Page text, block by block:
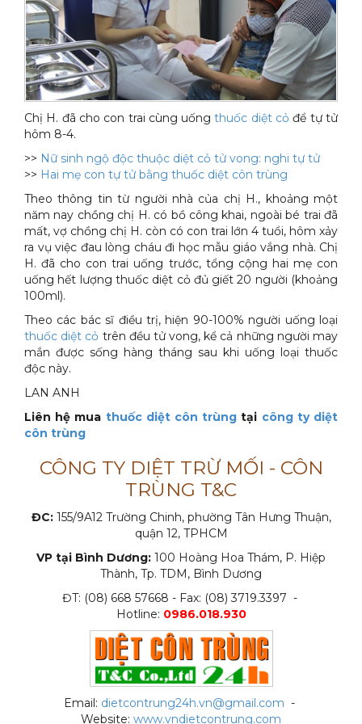
Xe đẩy làm vệ sinh Sài Gòn
Chị H. đã cho con trai cùng uốngthuốc diệt cỏ để tự tử
hôm 8-4.
>> Nữ sinh ngộ độc thuộc diệt cỏ tử vong: nghi tự tử
>> Hai mẹ con tự tử bằng thuốc diệt côn trùng
Theo thông tin từ người nhà của chị H., khoảng một
năm nay chồng chị H. có bồ công khai, ngoài bé trai đã
mất, vợ chồng chị H. còn có con trai lớn 4 tuổi, hôm xảy
ra vụ việc đau lòng cháu đi học mẫu giáo vắng nhà. Chị
H. đã cho con trai uống trước, tổng cộng hai mẹ con
uống hết lượng thuốc diệt cỏ đủ giết 20 người (khoảng
100ml).
Theo các bác sĩ điều trị, hiện 90-100% người uống loại
thuốc diệt cỏ trên đều tử vong, kể cả những người may
mắn được sống hàng tháng sau khi uống loại thuốc
độc này.
LAN ANH
Liên hệ mua thuốc diệt côn trùng tại công ty diệt
côn trùng
CÔNG TY DIỆT TRỪ MỐI - CÔN
TRÙNG T&C
ĐC:155/9A12 Trường Chinh, phường Tân Hưng Thuận,
quận 12, TPHCM
VP tại Bình Dương: 100 Hoàng Hoa Thám, P. Hiệp
Thành, Tp. TDM, Bình Dương
ĐT: (08) 668 57668 - Fax: (08) 3719.3397 -
Hotline: 0986.018.930
Email: dietcontrung24h.vn@gmail.com -
Website: www.vndietcontrung.com